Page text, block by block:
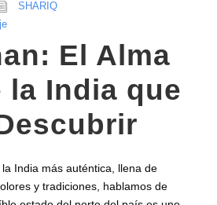
SHARIQ
El Alma
la India que
India más auténtica, llena de
y tradiciones, hablamos de